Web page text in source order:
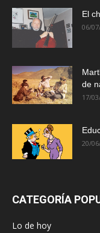
El
06/
de
17/
20/
CATEGORÍA
Lo de hoy